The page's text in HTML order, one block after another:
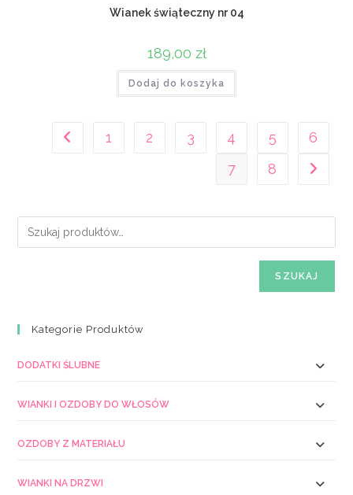
Wianek świąteczny nr 04
189,00 zł
Dodaj do koszyka
1 2 3 4 5
6
7
8
SZUKAJ
Kategorie Produktów
DODATKI ŚLUBNE
WIANKI I OZDOBY DO WŁOSÓW
OZDOBY Z MATERIAŁU
WIANKI NA DRZWI